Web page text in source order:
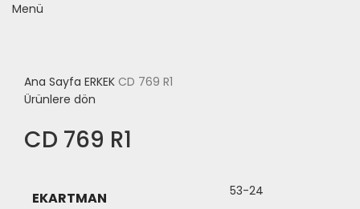
Menü
Ana Sayfa ERKEK CD 769 R1
Ürünlere dön
CD 769 R1
EKARTMAN 53-24